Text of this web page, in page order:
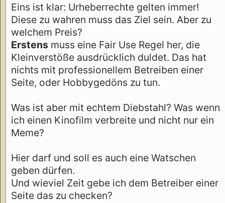
Eins ist klar: Urheberrechte gelten immer!
Diese zu wahren muss das Ziel sein. Aber zu
welchem Preis?
Erstens muss eine Fair Use Regel her, die
Kleinverstöße ausdrücklich duldet. Das hat
nichts mit professionellem Betreiben einer
Seite, oder Hobbygedöns zu tun.
Was ist aber mit echtem Diebstahl? Was wenn
ich einen Kinofilm verbreite und nicht nur ein
Meme?
Hier darf und soll es auch eine Watschen
geben dürfen.
Und wieviel Zeit gebe ich dem Betreiber einer
Seite das zu checken?